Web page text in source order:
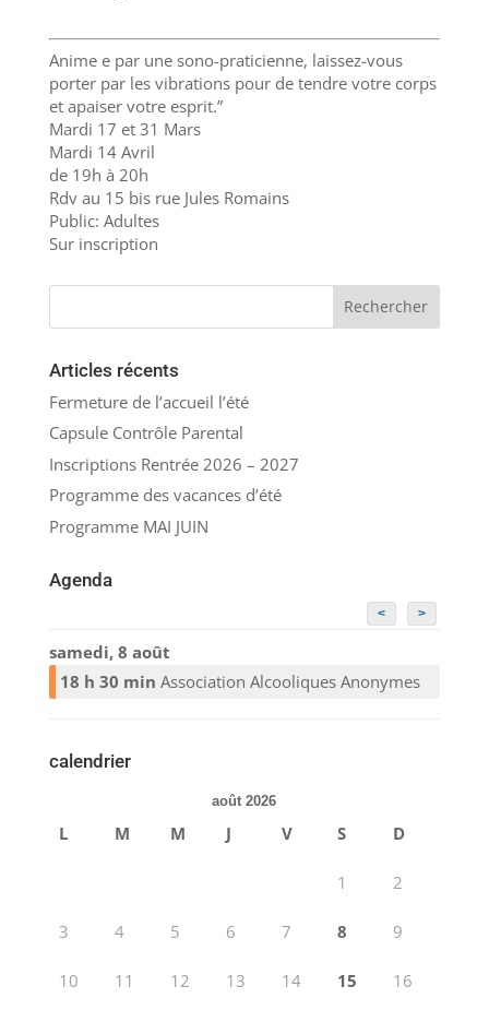
Anime e par une sono-praticienne, laissez-vous
porter par les vibrations pour de tendre votre corps
et apaiser votre esprit.”
Mardi 17 et 31 Mars
Mardi 14 Avril
de 19h à 20h
Rdv au 15 bis rue Jules Romains
Public: Adultes
Sur inscription
Articles récents
Fermeture de l’accueil l’été
Capsule Contrôle Parental
Inscriptions Rentrée 2026 – 2027
Programme des vacances d’été
Programme MAI JUIN
Agenda
< >
samedi, 8 août
18 h 30 min Association Alcooliques Anonymes
calendrier
août 2026
L M M J V S D
1 2
3 4 5 6 7 8 9
10 11 12 13 14 15 16